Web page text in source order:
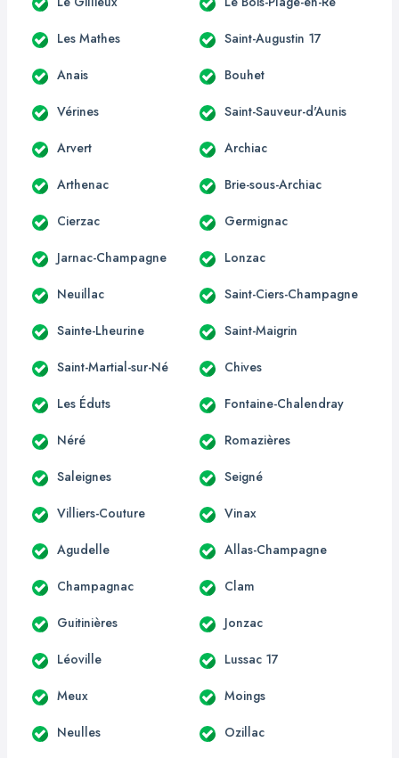
Les Mathes Saint-Augustin 17
Anais Bouhet
Vérines Saint-Sauveur-d'Aunis
Arvert Archiac
Arthenac Brie-sous-Archiac
Cierzac Germignac
Jarnac-Champagne Lonzac
Neuillac Saint-Ciers-Champagne
Sainte-Lheurine Saint-Maigrin
Saint-Martial-sur-Né Chives
Les Éduts Fontaine-Chalendray
Néré Romazières
Saleignes Seigné
Villiers-Couture Vinax
Agudelle Allas-Champagne
Champagnac Clam
Guitinières Jonzac
Léoville Lussac 17
Meux Moings
Neulles Ozillac